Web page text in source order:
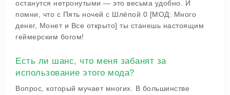
останутся нетронутыми — это весьма удобно. И
помни, что с Пять ночей с Шлёпой 0 [МОД: Много
денег, Монет и Все открыто] ты станешь настоящим
геймерским богом!
Есть ли шанс, что меня забанят за
использование этого мода?
Вопрос, который мучает многих. В большинстве